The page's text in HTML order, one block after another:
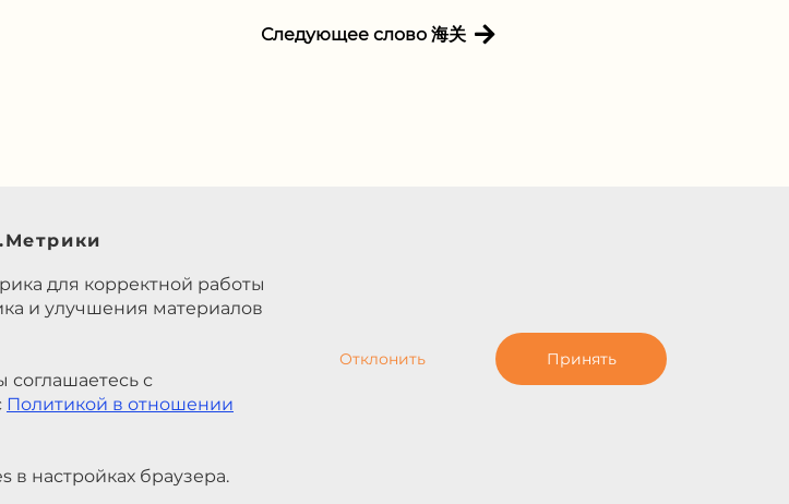
Следующее слово 海关
для корректной работы
и улучшения материалов
соглашаетесь с
Политикой в отношении
в настройках браузера.
Отклонить Принять